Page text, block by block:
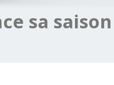
sa saison